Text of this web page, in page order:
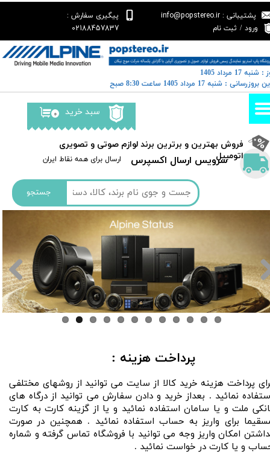
جستجو
سرویس ارسال اکسپرس ​​ارسال برای همه نقاط ایران
پشتیبانی : info@popstereo.ir
پیگیری سفارش :
02188457837
ورود / ثبت نام
حساب کاربری من
تغییر گذر واژه
سفارشات
خروج از حساب کاربری
۰ سبد خرید
​فروش بهترین و برترین برند لوازم صوتی و تصویری
اتومبیل​​​​​​​
17 مرداد 1405
: شنبه 17 مرداد 1405 ساعت 8:30 صبح
پرداخت هزینه :​​​​​​​
پرداخت هزینه خرید کالا از سایت می توانید از روشهای مختلفی
نمائید . بعداز خرید و دادن سفارش می توانید از درگاه های
ملت و یا سامان استفاده نمائید و یا از گزینه کارت به کارت
برای واریز به حساب استفاده نمائید . همچنین در صورت
امکان واریز وجه می توانید با فروشگاه تماس گرفته و شماره
و یا کارت در خواست نمائید .